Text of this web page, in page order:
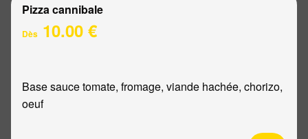
Pizza cannibale
Dès 10.00 €
Base sauce tomate, fromage, viande hachée, chorizo,
oeuf